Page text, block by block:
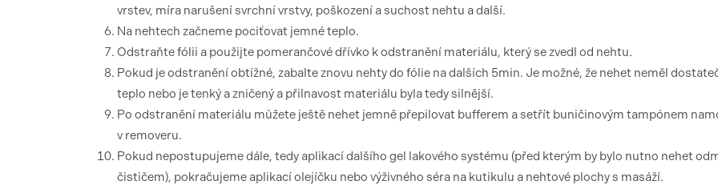
vrstev, míra narušení svrchní vrstvy, poškození a suchost nehtu a další.
Na nehtech začneme pociťovat jemné teplo.
Odstraňte fólii a použijte pomerančové dřívko k odstranění materiálu, který se zvedl od nehtu.
Pokud je odstranění obtížné, zabalte znovu nehty do fólie na dalších 5min. Je možné, že nehet neměl
teplo nebo je tenký a zničený a přilnavost materiálu byla tedy silnější.
Po odstranění materiálu můžete ještě nehet jemně přepilovat bufferem a setřít buničinovým tampónem
v removeru.
Pokud nepostupujeme dále, tedy aplikací dalšího gel lakového systému (před kterým by bylo nutno nehet
čističem), pokračujeme aplikací olejíčku nebo výživného séra na kutikulu a nehtové plochy s masáží.